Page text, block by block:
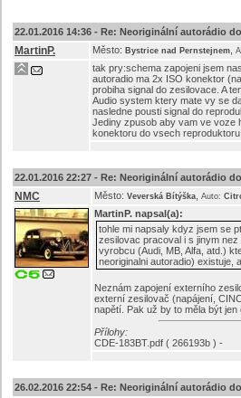
22.01.2016 14:36 - Re: Neoriginální autorádio
MartinP. Město: Bystrice nad Pernstejnem
tak pry:schema zapojeni jsem
autoradio ma 2x ISO konektor
probiha signal do zesilovace. A
Audio system ktery mate vy se
nasledne pousti signal do
Jediny zpusob aby vam ve voze
konektoru do vsech
22.01.2016 22:27 - Re: Neoriginální autorádio
NMC Město: Veverská Bítýška Auto:
MartinP. napsal(a):
tohle mi napsaly kdyz jsem se
zesilovac pracoval i s jinym
vyrobcu (Audi, MB, Alfa, atd.)
neoriginalni autoradio) existuje,
Neznám zapojení externího
externí zesilovač (napájení,
napětí. Pak už by to měla být
Přílohy:
CDE-183BT.pdf ( 266193b ) -
26.02.2016 22:54 - Re: Neoriginální autorádio